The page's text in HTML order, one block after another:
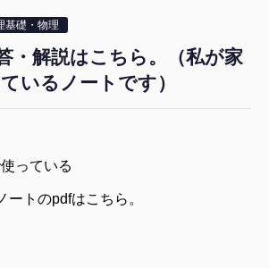
基礎・物理
・解説はこちら。（私が家
いるノートです）
っている
ートのpdfはこちら。